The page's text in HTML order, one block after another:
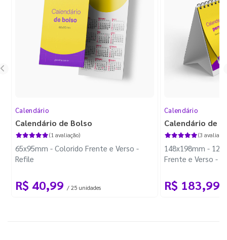
Calendário
Calendário de Bolso
(1 avaliação)
65x95mm - Colorido Frente e Verso -
Refile
R$ 40,99 / 25 unidades
Calendário
Calendário de
(3
148x198mm - 12
Frente e Verso -
R$ 183,99